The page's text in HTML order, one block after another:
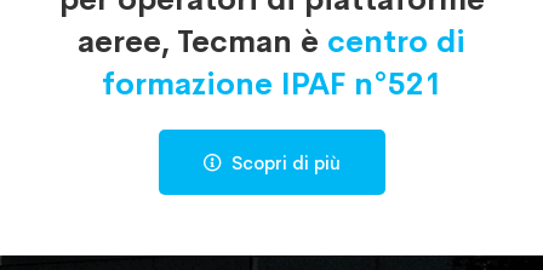
aeree, Tecman è centro di
formazione IPAF n°521
Scopri di più